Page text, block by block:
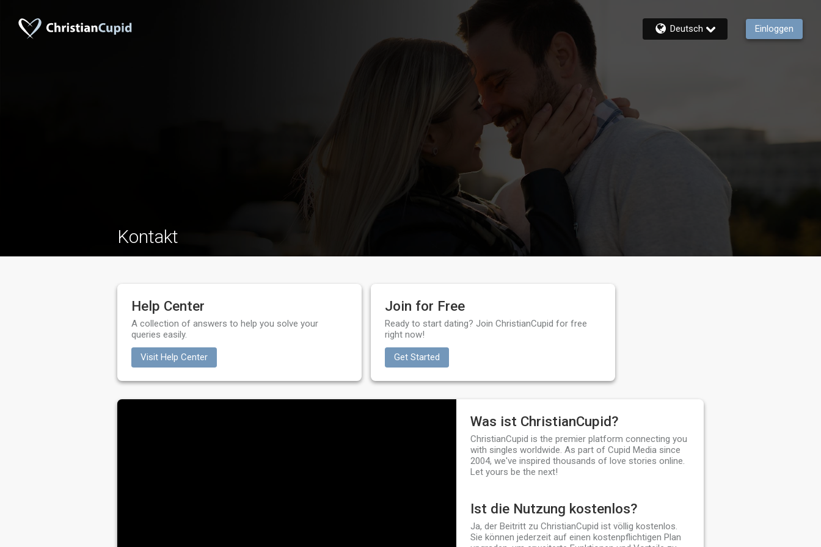
Deutsch Einloggen
Kontakt
Help Center
A collection of answers to help you solve your
queries easily.
Visit Help Center
Join for Free
Ready to start dating? Join ChristianCupid for free
right now!
Get Started
Was ist ChristianCupid?
ChristianCupid is the premier platform connecting you
with singles worldwide. As part of Cupid Media since
2004, we've inspired thousands of love stories online.
Let yours be the next!
Ist die Nutzung kostenlos?
Ja, der Beitritt zu ChristianCupid ist völlig kostenlos.
Sie können jederzeit auf einen kostenpflichtigen Plan